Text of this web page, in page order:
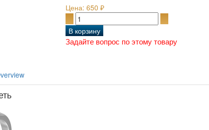
Цена: 650 ₽
Задайте вопрос по этому товару